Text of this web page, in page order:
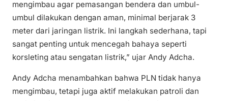
mengimbau agar pemasangan bendera dan umbul-
umbul dilakukan dengan aman, minimal berjarak 3
meter dari jaringan listrik. Ini langkah sederhana, tapi
sangat penting untuk mencegah bahaya seperti
korsleting atau sengatan listrik,” ujar Andy Adcha.
Andy Adcha menambahkan bahwa PLN tidak hanya
mengimbau, tetapi juga aktif melakukan patroli dan